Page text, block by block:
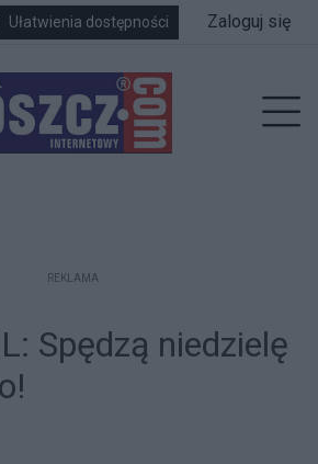
Ułatwienia dostępności Zaloguj się
REKLAMA
Spędzą niedzielę